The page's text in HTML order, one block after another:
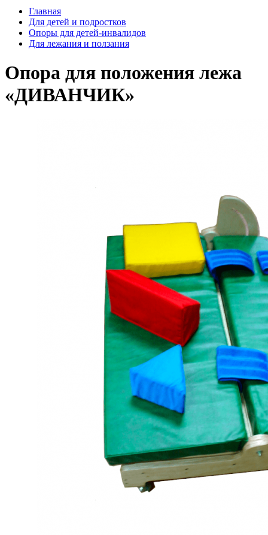
Главная
Для детей и подростков
Опоры для детей-инвалидов
Для лежания и ползания
Опора для положения лежа
«ДИВАНЧИК»